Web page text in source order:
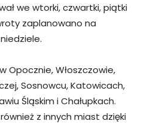
we wtorki, czwartki, piątki
zaplanowano na
Opocznie, Włoszczowie,
Sosnowcu, Katowicach,
Śląskim i Chałupkach.
z innych miast dzięki